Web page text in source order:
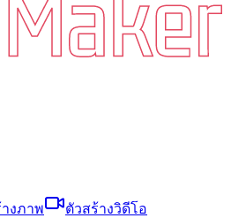
งภาพ
ตัวสร้างวิดีโอ